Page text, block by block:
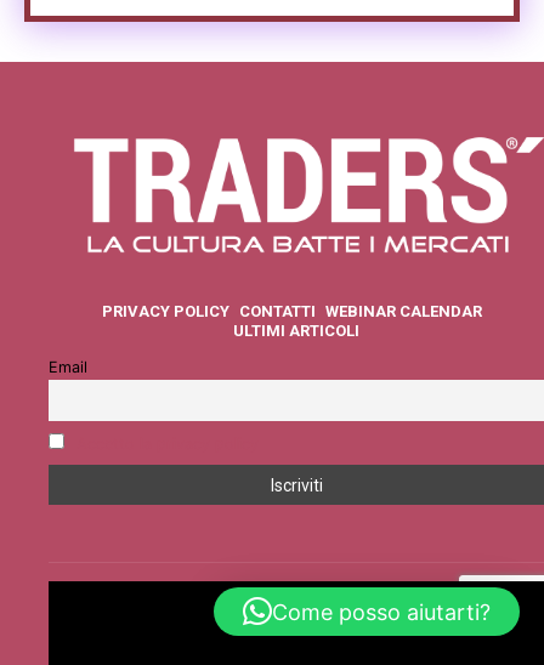
PRIVACY POLICY CONTATTI WEBINAR CALENDAR
ULTIMI ARTICOLI
Email
Come posso aiutarti?